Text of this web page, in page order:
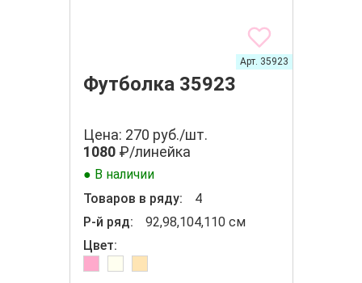
Футболка 35923
Арт. 35923
Цена: 270 руб./шт.
1080₽/линейка
● В наличии
Товаров в ряду:
4
Р-й ряд:
92,98,104,110 см
Цвет: